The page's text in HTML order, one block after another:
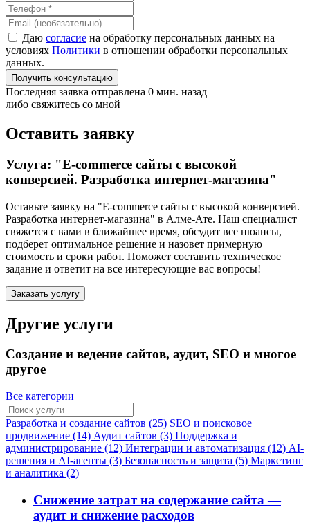
Даю согласие на обработку персональных данных на
условиях Политики в отношении обработки персональных
данных.
Получить консультацию
Последняя заявка отправлена 0 мин. назад
либо свяжитесь со мной
Оставить заявку
Услуга: "E-commerce сайты с высокой
конверсией. Разработка интернет-магазина"
Оставьте заявку на "E-commerce сайты с высокой конверсией.
Разработка интернет-магазина" в Алме-Ате. Наш специалист
свяжется с вами в ближайшее время, обсудит все нюансы,
подберет оптимальное решение и назовет примерную
стоимость и сроки работ. Поможет составить техническое
задание и ответит на все интересующие вас вопросы!
Заказать услугу
Другие услуги
Создание и ведение сайтов, аудит, SEO и многое
другое
Все категории
Разработка и создание сайтов (25) SEO и поисковое
продвижение (14) Аудит сайтов (3) Поддержка и
администрирование (12) Интеграции и автоматизация (12) AI-
решения и AI-агенты (3) Безопасность и защита (5) Маркетинг
и аналитика (2)
Снижение затрат на содержание сайта —
аудит и снижение расходов